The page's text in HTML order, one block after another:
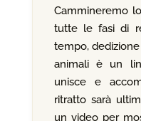
Cammineremo
tutte le fasi di
tempo, dedizione
animali è un
unisce e
ritratto sarà
un video per